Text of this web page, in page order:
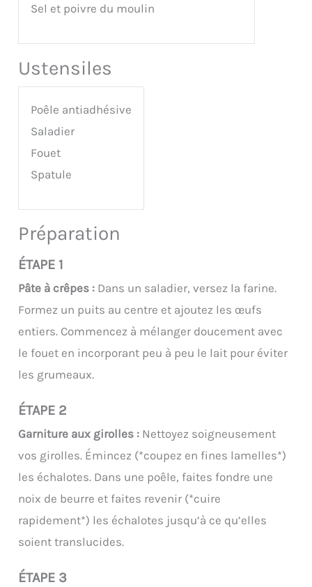
Sel et poivre du moulin
Ustensiles
Poêle antiadhésive
Saladier
Fouet
Spatule
Préparation
ÉTAPE 1
Pâte à crêpes : Dans un saladier, versez la farine.
Formez un puits au centre et ajoutez les œufs
entiers. Commencez à mélanger doucement avec
le fouet en incorporant peu à peu le lait pour éviter
les grumeaux.
ÉTAPE 2
Garniture aux girolles : Nettoyez soigneusement
vos girolles. Émincez (*coupez en fines lamelles*)
les échalotes. Dans une poêle, faites fondre une
noix de beurre et faites revenir (*cuire
rapidement*) les échalotes jusqu’à ce qu’elles
soient translucides.
ÉTAPE 3